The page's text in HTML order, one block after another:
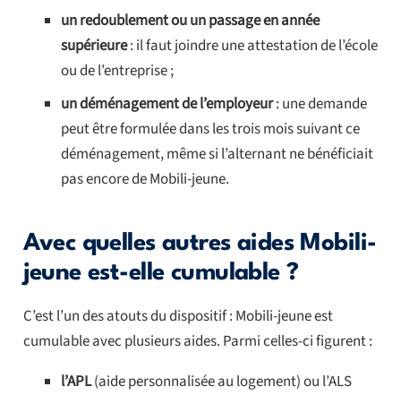
un redoublement ou un passage en année
supérieure: il faut joindre une attestation de l’école
ou de l’entreprise ;
un déménagement de l’employeur: une demande
peut être formulée dans les trois mois suivant ce
déménagement, même si l’alternant ne bénéficiait
pas encore de Mobili-jeune.
Avec quelles autres aides Mobili-
jeune est-elle cumulable ?
C’est l’un des atouts du dispositif : Mobili-jeune est
cumulable avec plusieurs aides. Parmi celles-ci figurent :
l’APL(aide personnalisée au logement) ou l’ALS